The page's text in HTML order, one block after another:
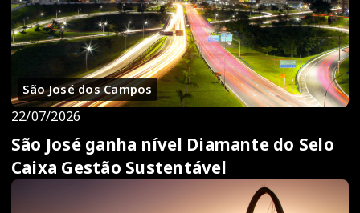
São José dos Campos
22/07/2026
São José ganha nível Diamante do Selo
Caixa Gestão Sustentável